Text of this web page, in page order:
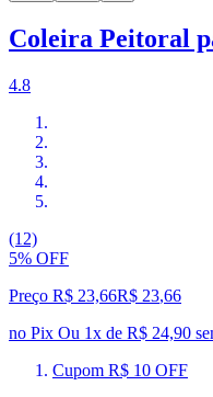
Coleira Peitoral
4.8
(12)
5% OFF
Preço R$ 23,66R$ 23,66
no Pix Ou 1x de R$ 24,90
Cupom R$ 10 OFF